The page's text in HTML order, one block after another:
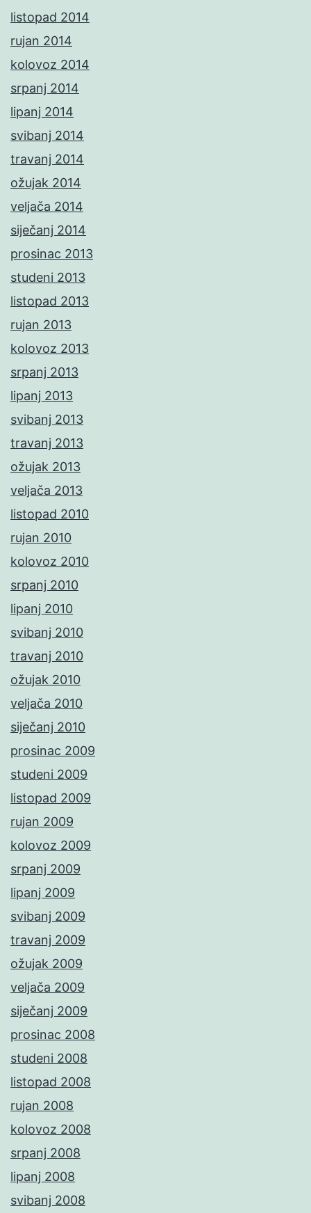
listopad 2014
rujan 2014
kolovoz 2014
srpanj 2014
lipanj 2014
svibanj 2014
travanj 2014
ožujak 2014
veljača 2014
siječanj 2014
prosinac 2013
studeni 2013
listopad 2013
rujan 2013
kolovoz 2013
srpanj 2013
lipanj 2013
svibanj 2013
travanj 2013
ožujak 2013
veljača 2013
listopad 2010
rujan 2010
kolovoz 2010
srpanj 2010
lipanj 2010
svibanj 2010
travanj 2010
ožujak 2010
veljača 2010
siječanj 2010
prosinac 2009
studeni 2009
listopad 2009
rujan 2009
kolovoz 2009
srpanj 2009
lipanj 2009
svibanj 2009
travanj 2009
ožujak 2009
veljača 2009
siječanj 2009
prosinac 2008
studeni 2008
listopad 2008
rujan 2008
kolovoz 2008
srpanj 2008
lipanj 2008
svibanj 2008